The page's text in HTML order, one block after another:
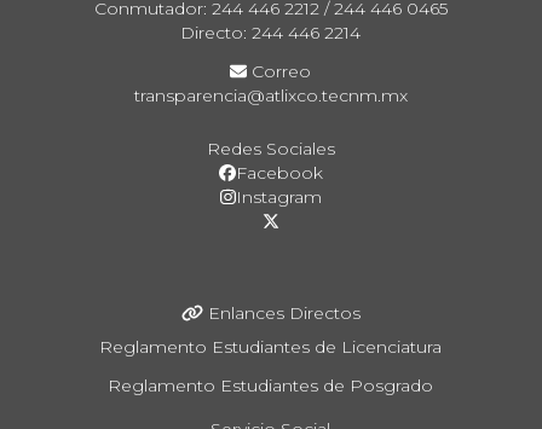
Conmutador: 244 446 2212 / 244 446 0465
Directo: 244 446 2214
Correo
transparencia@atlixco.tecnm.mx
Redes Sociales
Facebook
Instagram
Enlances Directos
Reglamento Estudiantes de Licenciatura
Reglamento Estudiantes de Posgrado